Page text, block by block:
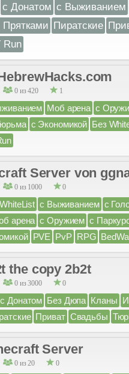
с Донатом с Выживанием
Прятками Пиратские
Run
0 из 420 1
Моб арена с
с Экономикой Без
Server von
0 из 1000 0
с Выживанием с
арена с Оружием с
PVE PvP RPG
the copy 2b2t
0 из 3000 0
с Донатом Без Дюпа Кланы
Приват Свадьбы
Server
0 из 20 0